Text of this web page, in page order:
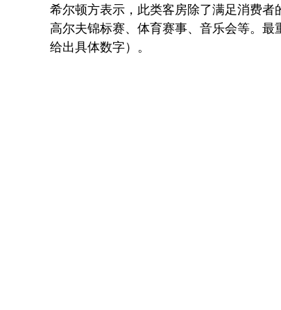
希尔顿方表示，此类客房除了满足消费
高尔夫锦标赛、体育赛事、音乐会等。
给出具体数字）。